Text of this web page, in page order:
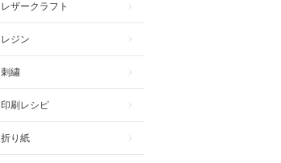
レザークラフト
レジン
刺繍
印刷レシピ
折り紙